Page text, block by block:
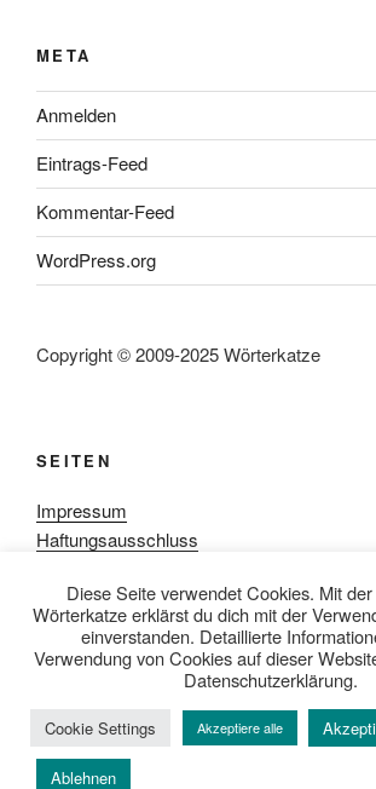
META
Anmelden
Eintrags-Feed
Kommentar-Feed
WordPress.org
Copyright © 2009-2025 Wörterkatze
SEITEN
Impressum
Haftungsausschluss
Rezensionpolitik
Bewertungsschema
Media-Kit
Datenschutzerklärung
Diese Seite verwendet Cookies. Mit
Wörterkatze erklärst du dich mit der
einverstanden. Detaillierte
Verwendung von Cookies auf dieser
Datenschutzerklärung.
Cookie Settings Akzeptiere alle
Ablehnen